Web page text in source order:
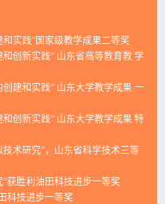
实践”国家级教学成果二等奖
创新实践” 山东省高等教育教 学
建和实践” 山东大学教学成果 一
创新实践” 山东大学教学成果 特
术研究”，山东省科学技术三等
获胜利油田科技进步一等奖
科技进步一等奖